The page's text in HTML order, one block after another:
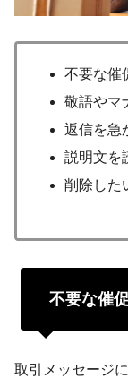
不要な催
敬語やマ
返信を急
説明文を
削除した
不要な催
取引メッセージ